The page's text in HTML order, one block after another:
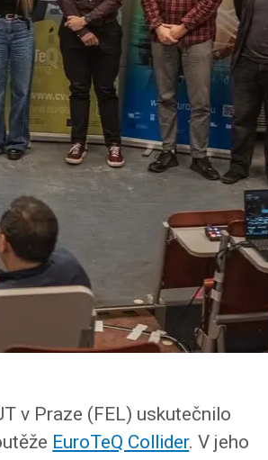
v Praze (FEL) uskutečnilo
EuroTeQ Collider. V jeho